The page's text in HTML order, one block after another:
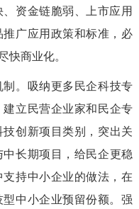
资金链脆弱、上市应用
广应用政策和标准，必
快商业化。
。
吸纳更多民企科技专
建立 民营企业家和民企专
技创新项目类别，突出关
长期项目，给民企更稳
持中小企业的做法，在
中小企业预留份额。强